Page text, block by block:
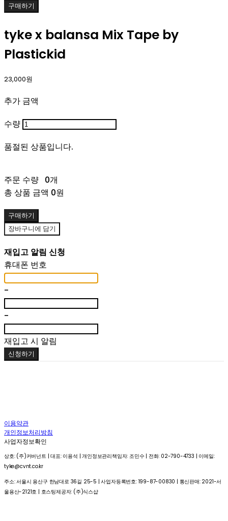
구매하기
tyke x balansa Mix Tape by
Plastickid
23,000원
추가 금액
수량
품절된 상품입니다.
주문 수량 0개
총 상품 금액 0원
구매하기
장바구니에 담기
재입고 알림 신청
휴대폰 번호
-
-
재입고 시 알림
신청하기
이용약관
개인정보처리방침
사업자정보확인
상호: (주)커버넌트 | 대표: 이용석 | 개인정보관리책임자: 조민수 | 전화: 02-790-4733 | 이메일:
tyke@cvnt.co.kr
주소: 서울시 용산구 한남대로 36길 25-5 | 사업자등록번호: 199-87-00830 | 통신판매: 2021-서
울용산-2121호 | 호스팅제공자: (주)식스샵